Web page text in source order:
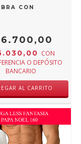
PARA ATAR
CON DETALLES
CON
O DEPÓSITO
BANCARIO
AL CARRITO